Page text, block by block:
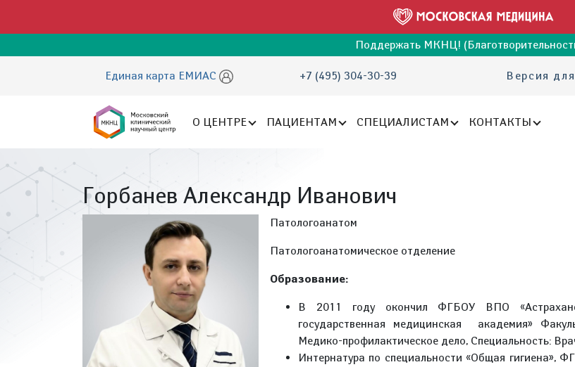
Поддержать МКНЦ!
Единая карта ЕМИАС +7 (495) 304-30-39 Версия
О ЦЕНТРЕ ПАЦИЕНТАМ СПЕЦИАЛИСТАМ КОНТАКТЫ
Горбанев Александр Иванович
Патологоанатом
Патологоанатомическое отделение
Образование:
В 2011 году окончил ФГБОУ ВПО
государственная медицинская академия»
Медико-профилактическое дело, Специальность:
Интернатура по специальности «Общая гигиена»,